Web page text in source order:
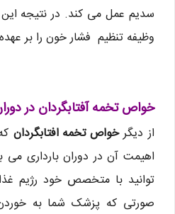
سدیم عمل می کند. در نتیجه
وظیفه تنظیم فشار خون را بر
خواص تخمه آفتابگردان در
از دیگرخواص تخمه افتابگردان
اهیمت آن در دوران بارداری می
توانید با متخصص خود رژیم
صورتی که پزشک شما به خوردن